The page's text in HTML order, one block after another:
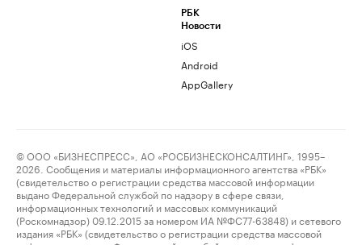
РБК
Новости
iOS
Android
AppGallery
© ООО «БИЗНЕСПРЕСС», АО «РОСБИЗНЕСКОНСАЛТИНГ», 1995–
2026. Сообщения и материалы информационного агентства «РБК»
(свидетельство о регистрации средства массовой информации
выдано Федеральной службой по надзору в сфере связи,
информационных технологий и массовых коммуникаций
(Роскомнадзор) 09.12.2015 за номером ИА №ФС77-63848) и сетевого
издания «РБК» (свидетельство о регистрации средства массовой